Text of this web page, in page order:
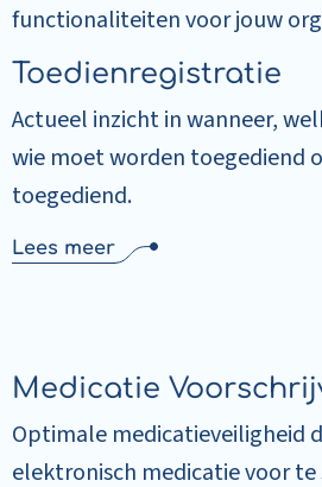
functionaliteiten voor jouw
Toedienregistratie
Actueel inzicht in wanneer,
wie moet worden toegediend
toegediend.
Lees meer
Medicatie
Optimale medicatieveiligheid
elektronisch medicatie voor te